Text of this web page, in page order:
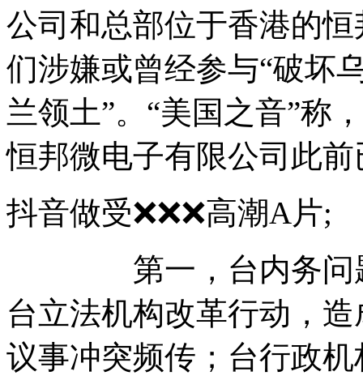
公司和总部位于香港的
们涉嫌或曾经参与“破坏
兰领土”。“美国之音”称
恒邦微电子有限公司此
抖音做受❌❌❌高潮
第一，台内务问题
台立法机构改革行动，
议事冲突频传；台行政